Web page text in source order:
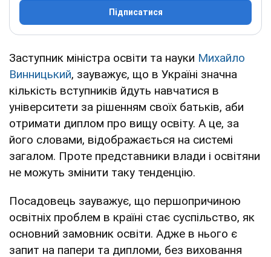
Підписатися
Заступник міністра освіти та науки Михайло
Винницький, зауважує, що в Україні значна
кількість вступників йдуть навчатися в
університети за рішенням своїх батьків, аби
отримати диплом про вищу освіту. А це, за
його словами, відображається на системі
загалом. Проте представники влади і освітяни
не можуть змінити таку тенденцію.
Посадовець зауважує, що першопричиною
освітніх проблем в країні стає суспільство, як
основний замовник освіти. Адже в нього є
запит на папери та дипломи, без виховання